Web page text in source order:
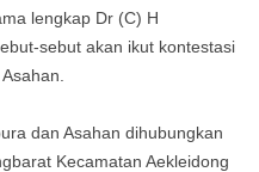
lengkap Dr (C) H
sebut akan ikut kontestasi
dan Asahan dihubungkan
Kecamatan Aekleidong